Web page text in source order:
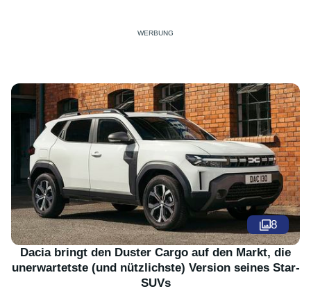
8
Dacia bringt den Duster Cargo auf den Markt, die
unerwartetste (und nützlichste) Version seines Star-
SUVs